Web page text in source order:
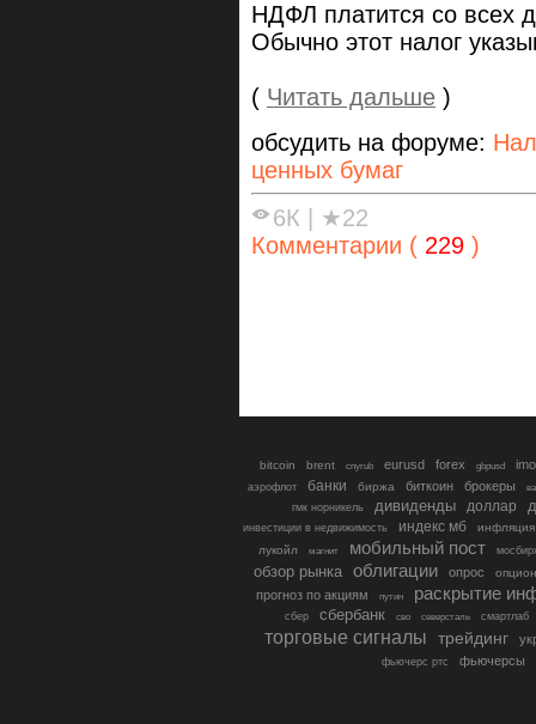
НДФЛ платится со всех
Обычно этот налог
( Читать дальше )
обсудить на форуме:
ценных бумаг
6К | ★22
Комментарии ( 229 )
bitcoin brent cnyrub eurusd forex gbpusd
аэрофлот банки биржа биткоин брокеры
гмк норникель
дивиденды доллар
инвестиции в недвижимость индекс мб
инфляция
лукойл
магнит мобильный пост
обзор рынка облигации опрос
прогноз по акциям путин раскрытие
сбер сбербанк сво северсталь смартлаб
торговые сигналы трейдинг
фьючерс ртс фьючерсы